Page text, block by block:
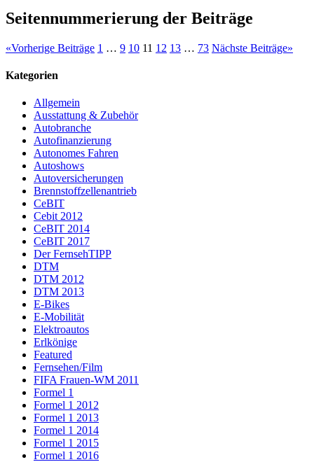
Seitennummerierung der Beiträge
«Vorherige Beiträge 1 … 9 10 11 12 13 … 73 Nächste Beiträge»
Kategorien
Allgemein
Ausstattung & Zubehör
Autobranche
Autofinanzierung
Autonomes Fahren
Autoshows
Autoversicherungen
Brennstoffzellenantrieb
CeBIT
Cebit 2012
CeBIT 2014
CeBIT 2017
Der FernsehTIPP
DTM
DTM 2012
DTM 2013
E-Bikes
E-Mobilität
Elektroautos
Erlkönige
Featured
Fernsehen/Film
FIFA Frauen-WM 2011
Formel 1
Formel 1 2012
Formel 1 2013
Formel 1 2014
Formel 1 2015
Formel 1 2016